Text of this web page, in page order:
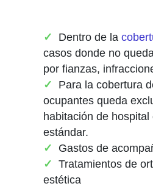
Dentro de la
casos donde no
por fianzas,
Para la cobertura
ocupantes queda
habitación de
estándar.
Gastos de
Tratamientos de
estética